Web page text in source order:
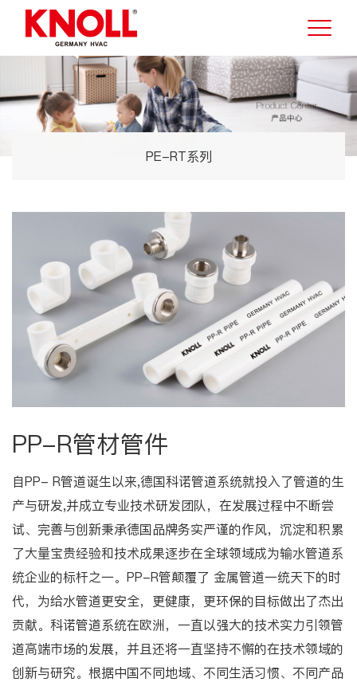
PE-RT系列
PP-R管材管件
自PP- R管道诞生以来,德国科诺管道系统就投入了管道的生
产与研发,并成立专业技术研发团队，在发展过程中不断尝
试、完善与创新秉承德国品牌务实严谨的作风，沉淀和积累
了大量宝贵经验和技术成果逐步在全球领域成为输水管道系
统企业的标杆之一。PP-R管颠覆了 金属管道一统天下的时
代，为给水管道更安全，更健康，更环保的目标做出了杰出
贡献。科诺管道系统在欧洲，一直以强大的技术实力引领管
道高端市场的发展，并且还将一直坚持不懈的在技术领域的
创新与研究。根据中国不同地域、不同生活习惯、不同产品